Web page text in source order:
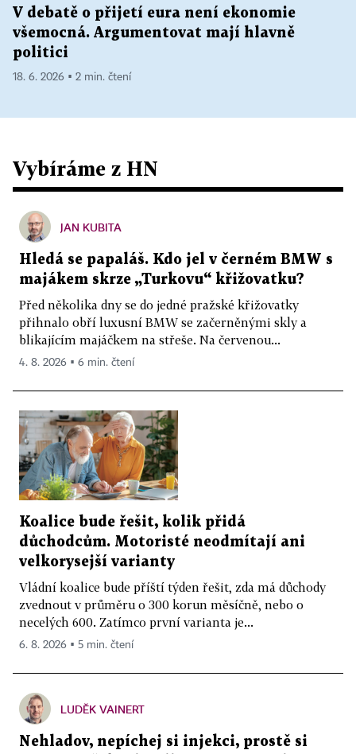
V debatě o přijetí eura není ekonomie
všemocná. Argumentovat mají hlavně
politici
18. 6. 2026 ▪ 2 min. čtení
Vybíráme z HN
JAN KUBITA
Hledá se papaláš. Kdo jel v černém BMW s
majákem skrze „Turkovu“ křižovatku?
Před několika dny se do jedné pražské křižovatky
přihnalo obří luxusní BMW se začerněnými skly a
blikajícím majáčkem na střeše. Na červenou...
4. 8. 2026 ▪ 6 min. čtení
Koalice bude řešit, kolik přidá
důchodcům. Motoristé neodmítají ani
velkorysejší varianty
Vládní koalice bude příští týden řešit, zda má důchody
zvednout v průměru o 300 korun měsíčně, nebo o
necelých 600. Zatímco první varianta je...
6. 8. 2026 ▪ 5 min. čtení
LUDĚK VAINERT
Nehladov, nepíchej si injekci, prostě si